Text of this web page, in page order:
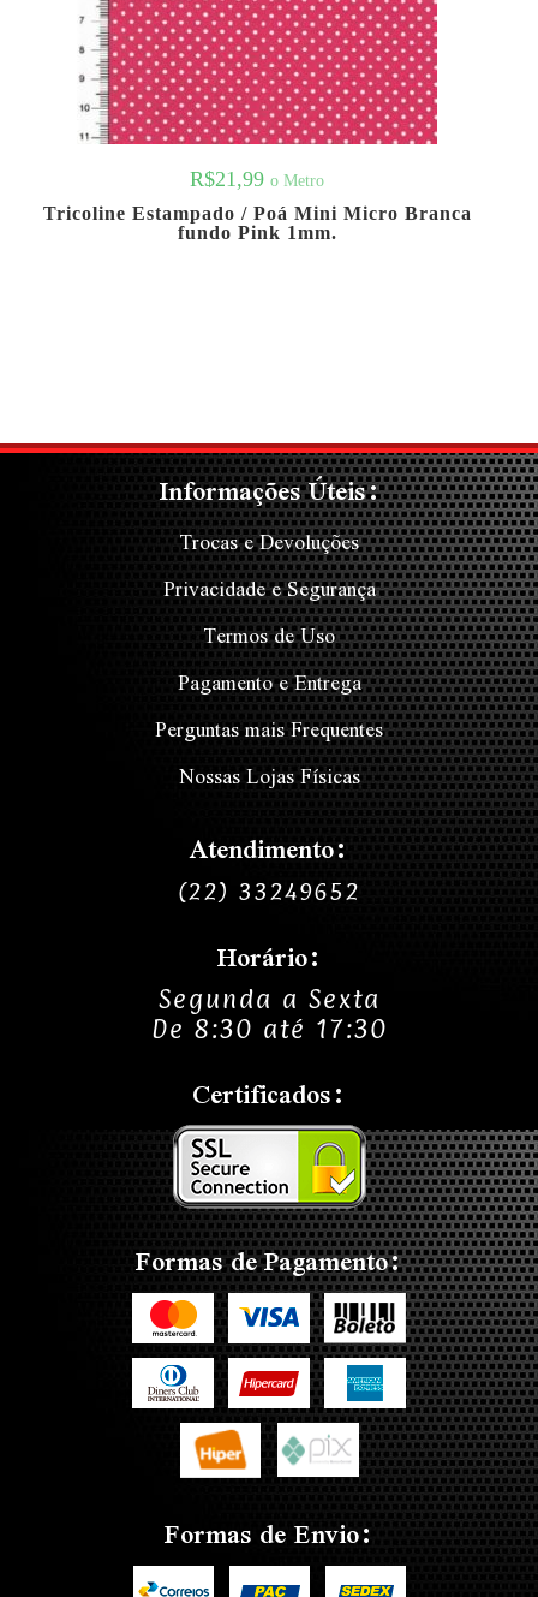
R$21,99 o Metro
Tricoline Estampado / Poá Mini Micro Branca
fundo Pink 1mm.
Informações Úteis:
Trocas e Devoluções
Privacidade e Segurança
Termos de Uso
Pagamento e Entrega
Perguntas mais Frequentes
Nossas Lojas Físicas
Atendimento:
(22) 33249652
Horário:
Segunda a Sexta
De 8:30 até 17:30
Certificados:
Formas de Pagamento:
Formas de Envio: